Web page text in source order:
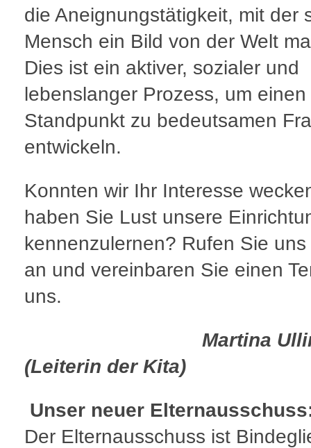
die Aneignungstätigkeit, mit der
Mensch ein Bild von der Welt
Dies ist ein aktiver, sozialer und
lebenslanger Prozess, um einen
Standpunkt zu bedeutsamen
entwickeln.
Konnten wir Ihr Interesse
haben Sie Lust unsere
kennenzulernen? Rufen Sie
an und vereinbaren Sie einen
uns.
Martina
(Leiterin der Kita)
Unser neuer
Der Elternausschuss ist